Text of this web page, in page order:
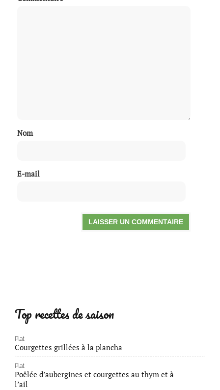
Nom
E-mail
Top recettes de saison
Plat
Courgettes grillées à la plancha
Plat
Poêlée d’aubergines et courgettes au thym et à
l’ail